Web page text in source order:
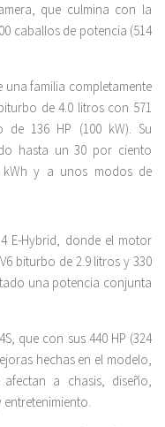
que culmina con la
caballos de potencia (514
una familia completamente
de 4.0 litros con 571
de 136 HP (100 kW). Su
hasta un 30 por ciento
y a unos modos de
E-Hybrid, donde el motor
biturbo de 2.9 litros y 330
una potencia conjunta
que con sus 440 HP (324
hechas en el modelo,
a chasis, diseño,